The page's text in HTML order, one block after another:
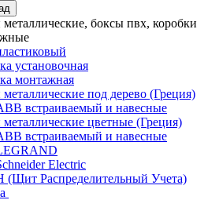
боксы пвх, коробки
установочная
монтажная
под дерево (Греция)
встраиваемый и навесные
цветные (Греция)
встраиваемый и навесные
Electric
Распределительный Учета)